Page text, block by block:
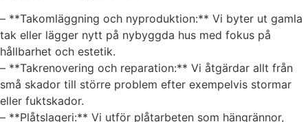
– **Takomläggning och nyproduktion:** Vi byter ut gamla
tak eller lägger nytt på nybyggda hus med fokus på
hållbarhet och estetik.
– **Takrenovering och reparation:** Vi åtgärdar allt från
små skador till större problem efter exempelvis stormar
eller fuktskador.
– **Plåtslageri:** Vi utför plåtarbeten som hängrännor,